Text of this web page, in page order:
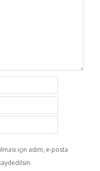
için adım, e-posta